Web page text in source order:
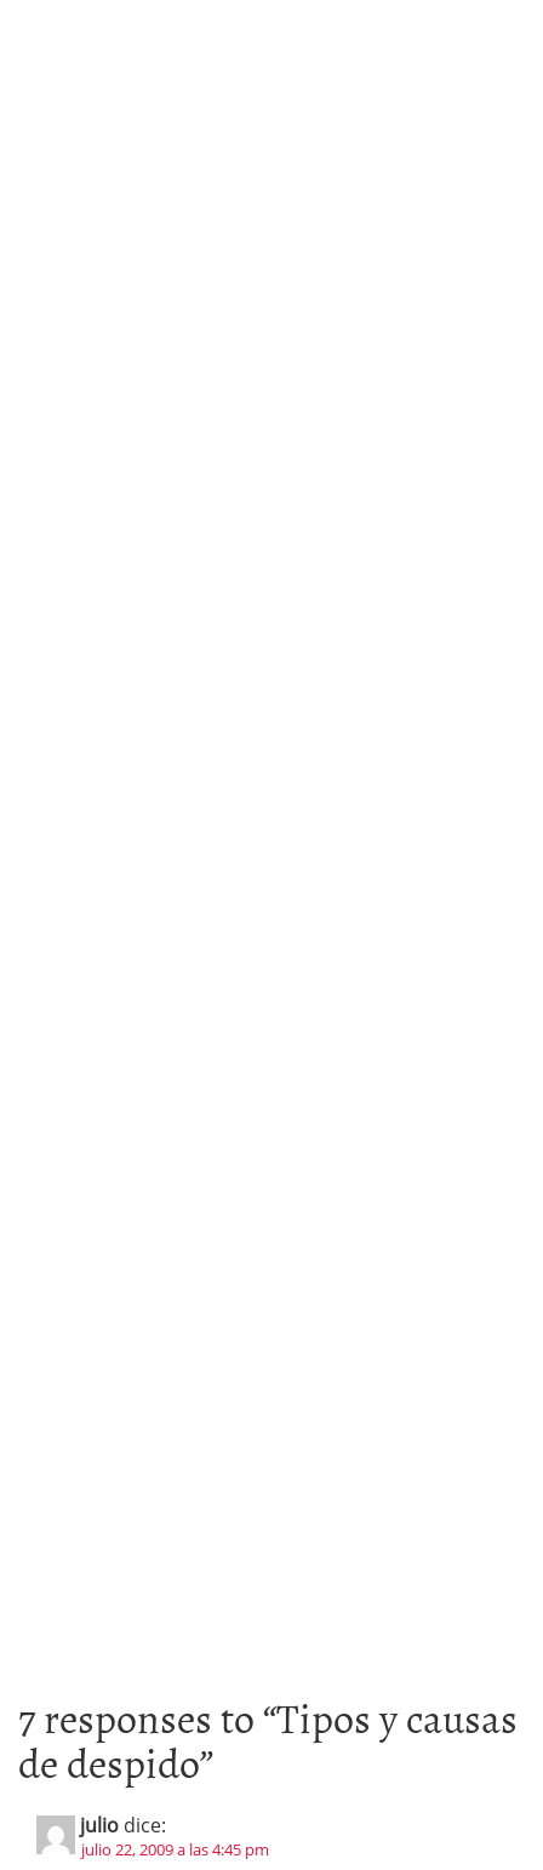
7 responses to “Tipos y causas
de despido”
julio dice:
julio 22, 2009 a las 4:45 pm